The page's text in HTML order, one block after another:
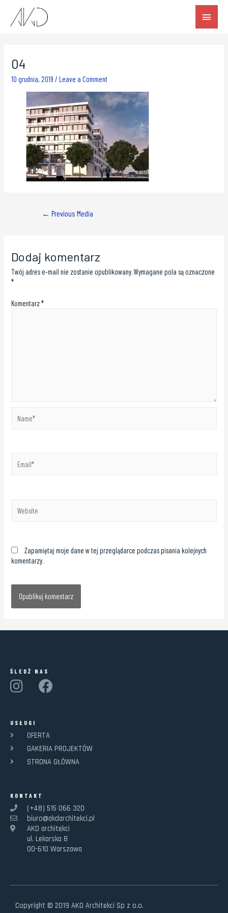
04
10 grudnia, 2019 /Leave a Comment
← Previous Media
Dodaj komentarz
Twój adres e-mail nie zostanie opublikowany.Wymagane pola są oznaczone
*
Komentarz*
Zapamiętaj moje dane w tej przeglądarce podczas pisania kolejnych
komentarzy.
ŚLEDŹ NAS
USŁUGI
OFERTA
GAKERIA PROJEKTÓW
STRONA GŁÓWNA
KONTAKT
(+48) 515 066 320
biuro@akdarchitekci.pl
AKD architekci
ul. Lekarska 8
00-610 Warszawa
Copyright © 2019 AKD Architekci Sp z o.o.